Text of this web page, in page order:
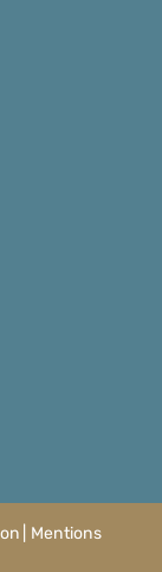
Mentions